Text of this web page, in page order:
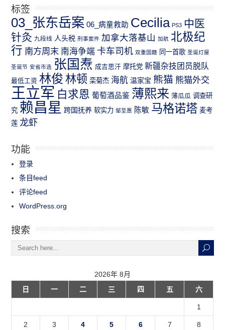
标签
03_张东岳案 06_病童救助 Cecilia PS3 中医
针灸 九段线 人头税 刑事案件 加拿大落基山 加航 北极纪
行 南方周末 南海争端 卡车司机 双重国籍 同一首歌 圣诞灯屋
圣诞节 安省市选 张国焘 成吉思汗 摩托党 新疆杂技团员脱队
最低工资 林俊 林顿 栾菊杰 海航 温家宝 熊猫 熊猫外交
王立军 白求恩 葡萄酒品鉴 薄熙来 薄瓜瓜 调查研
究 赖昌星 跨国抚养 软实力 邹至蕙 陈敏 马格诺塔 麦考
莲 龙虾
功能
登录
条目feed
评论feed
WordPress.org
搜索
2026年 8月
日
一 二 三 四 五 六
1
2 3 4 5 6 7 8